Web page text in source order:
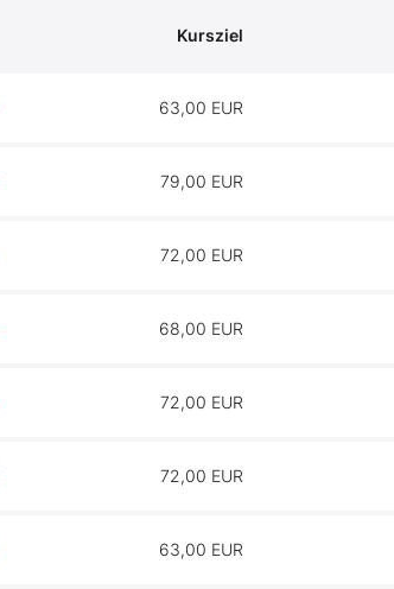
Kursziel
63,00 EUR
79,00 EUR
72,00 EUR
68,00 EUR
72,00 EUR
72,00 EUR
63,00 EUR